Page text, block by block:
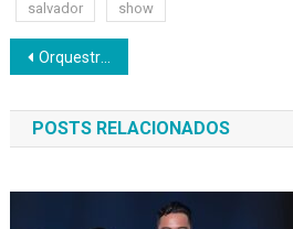
salvador
show
Navegação
de
Post
Orquestra Afrosinfônica prossegue temporada de ensaios abertos na Morada da Ponte
POSTS RELACIONADOS